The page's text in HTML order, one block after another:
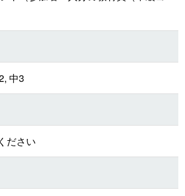
中3
ださい